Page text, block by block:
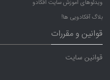
ویدئوهای آموزش سایت آفکادو
بلاگ آفکادویی ها!
قوانین و مقررات
قوانین سایت